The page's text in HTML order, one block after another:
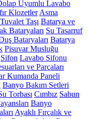
Uyumlu Lavabo
Klozetler Asma
Tuvalet Taşı Batarya ve
Bataryaları Su Tasarruf
Bataryaları Batarya
Pisuvar Musluğu
Sifon Lavabo Sifonu
ve Parçaları
Kumanda Paneli
Banyo Bakım Setleri
Torbası Cımbız Sabun
Banyo
Ayaklı Fırçalık ve